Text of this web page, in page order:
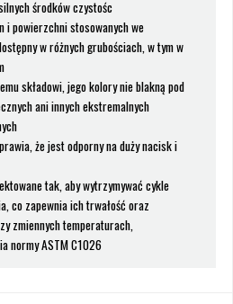
środków czystośc
i powierzchni stosowanych we
w różnych grubościach, w tym w
składowi, jego kolory nie blakną pod
ani innych ekstremalnych
że jest odporny na duży nacisk i
tak, aby wytrzymywać cykle
co zapewnia ich trwałość oraz
zmiennych temperaturach,
normy ASTM C1026